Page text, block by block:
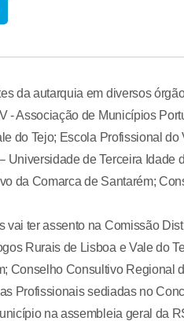
da autarquia em diversos
- Associação de Municípios
do Tejo; Escola Profissional
Universidade de Terceira Idade
da Comarca de Santarém;
ter assento na Comissão
Rurais de Lisboa e Vale do
Conselho Consultivo Regional
Profissionais sediadas no
na assembleia geral da